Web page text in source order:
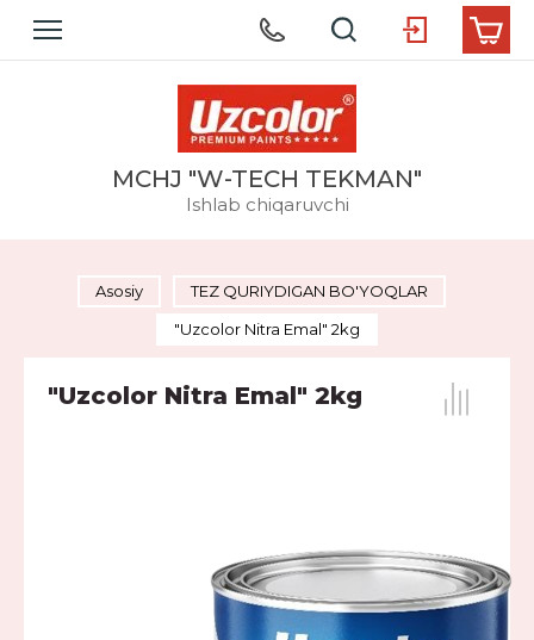
MCHJ "W-TECH TEKMAN"
Ishlab chiqaruvchi
Asosiy
TEZ QURIYDIGAN BO'YOQLAR
"Uzcolor Nitra Emal" 2kg
"Uzcolor Nitra Emal" 2kg